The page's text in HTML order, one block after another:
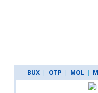
BUX | OTP | MOL |